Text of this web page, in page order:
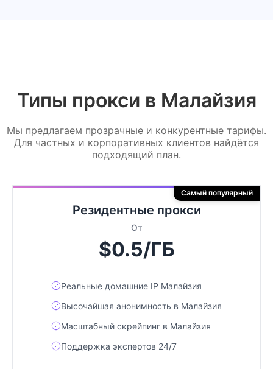
Типы прокси в Малайзия
Мы предлагаем прозрачные и конкурентные тарифы.
Для частных и корпоративных клиентов найдётся
подходящий план.
Резидентные прокси
От
$0.5/ГБ
Реальные домашние IP Малайзия
Высочайшая анонимность в Малайзия
Масштабный скрейпинг в Малайзия
Поддержка экспертов 24/7
Самый популярный